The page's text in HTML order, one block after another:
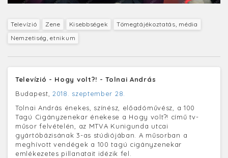
Televízió Zene Kisebbségek
Tömegtájékoztatás, média
Nemzetiség, etnikum
Televízió - Hogy volt?! - Tolnai András
Budapest, 2018. szeptember 28.
Tolnai András énekes, színész, előadóművész, a 100
Tagú Cigányzenekar énekese a Hogy volt?! című tv-
műsor felvételén, az MTVA Kunigunda utcai
gyártóbázisának 3-as stúdiójában. A műsorban a
meghívott vendégek a 100 tagú cigányzenekar
emlékezetes pillanatait idézik fel.